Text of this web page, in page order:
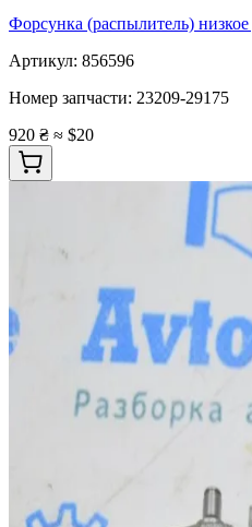
Форсунка (распылитель)
Артикул: 856596
Номер запчасти: 23209-29175
920 ₴ ≈ $20